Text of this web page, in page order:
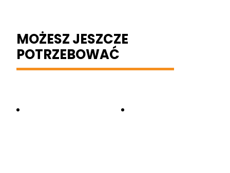
MOŻESZ JESZCZE
POTRZEBOWAĆ